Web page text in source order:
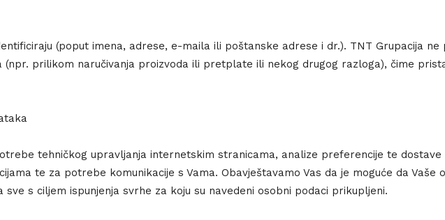
(poput imena, adrese, e-maila ili poštanske adrese i dr.). TNT Grupacija
(npr. prilikom naručivanja proizvoda ili pretplate ili nekog drugog razloga), čime
tehničkog upravljanja internetskim stranicama, analize preferencije te dostave
te za potrebe komunikacije s Vama. Obavještavamo Vas da je moguće da Vaše
s ciljem ispunjenja svrhe za koju su navedeni osobni podaci prikupljeni.